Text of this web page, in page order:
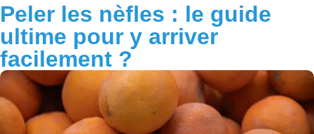
Peler les nèfles : le guide
ultime pour y arriver
facilement ?